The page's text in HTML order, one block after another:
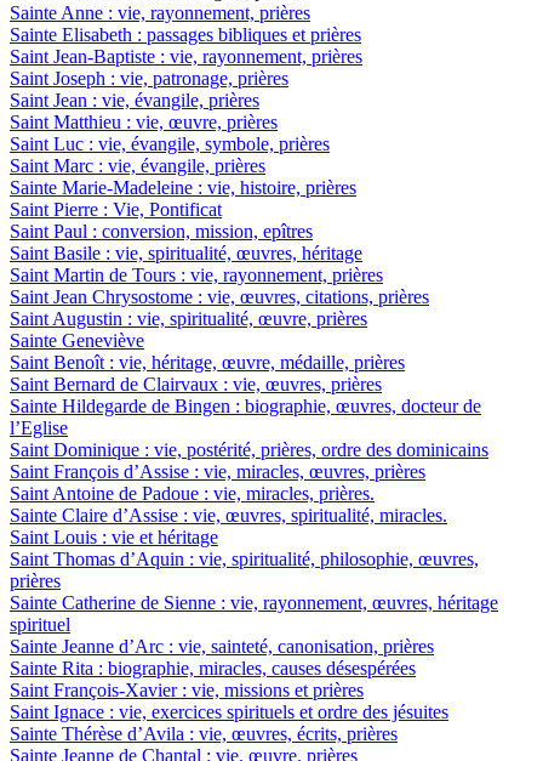
Sainte Anne : vie, rayonnement, prières
Sainte Elisabeth : passages bibliques et prières
Saint Jean-Baptiste : vie, rayonnement, prières
Saint Joseph : vie, patronage, prières
Saint Jean : vie, évangile, prières
Saint Matthieu : vie, œuvre, prières
Saint Luc : vie, évangile, symbole, prières
Saint Marc : vie, évangile, prières
Sainte Marie-Madeleine : vie, histoire, prières
Saint Pierre : Vie, Pontificat
Saint Paul : conversion, mission, epîtres
Saint Basile : vie, spiritualité, œuvres, héritage
Saint Martin de Tours : vie, rayonnement, prières
Saint Jean Chrysostome : vie, œuvres, citations, prières
Saint Augustin : vie, spiritualité, œuvre, prières
Sainte Geneviève
Saint Benoît : vie, héritage, œuvre, médaille, prières
Saint Bernard de Clairvaux : vie, œuvres, prières
Sainte Hildegarde de Bingen : biographie, œuvres, docteur de
l’Eglise
Saint Dominique : vie, postérité, prières, ordre des dominicains
Saint François d’Assise : vie, miracles, œuvres, prières
Saint Antoine de Padoue : vie, miracles, prières.
Sainte Claire d’Assise : vie, œuvres, spiritualité, miracles.
Saint Louis : vie et héritage
Saint Thomas d’Aquin : vie, spiritualité, philosophie, œuvres,
prières
Sainte Catherine de Sienne : vie, rayonnement, œuvres, héritage
spirituel
Sainte Jeanne d’Arc : vie, sainteté, canonisation, prières
Sainte Rita : biographie, miracles, causes désespérées
Saint François-Xavier : vie, missions et prières
Saint Ignace : vie, exercices spirituels et ordre des jésuites
Sainte Thérèse d’Avila : vie, œuvres, écrits, prières
Sainte Jeanne de Chantal : vie, œuvre, prières